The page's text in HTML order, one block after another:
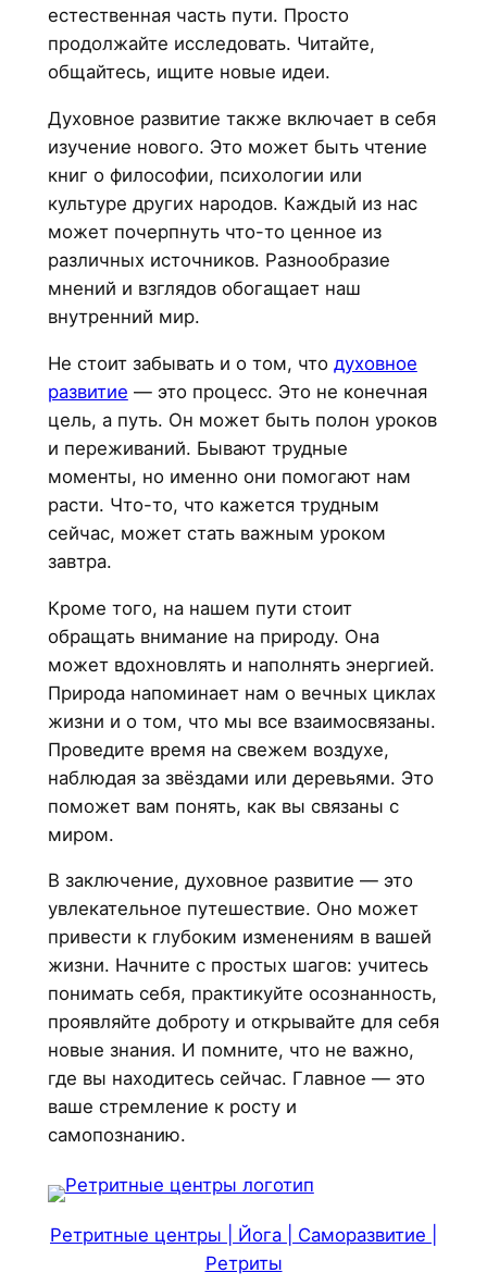
естественная часть пути. Просто
продолжайте исследовать. Читайте,
общайтесь, ищите новые идеи.
Духовное развитие также включает в себя
изучение нового. Это может быть чтение
книг о философии, психологии или
культуре других народов. Каждый из нас
может почерпнуть что-то ценное из
различных источников. Разнообразие
мнений и взглядов обогащает наш
внутренний мир.
Не стоит забывать и о том, что духовное
развитие — это процесс. Это не конечная
цель, а путь. Он может быть полон уроков
и переживаний. Бывают трудные
моменты, но именно они помогают нам
расти. Что-то, что кажется трудным
сейчас, может стать важным уроком
завтра.
Кроме того, на нашем пути стоит
обращать внимание на природу. Она
может вдохновлять и наполнять энергией.
Природа напоминает нам о вечных циклах
жизни и о том, что мы все взаимосвязаны.
Проведите время на свежем воздухе,
наблюдая за звёздами или деревьями. Это
поможет вам понять, как вы связаны с
миром.
В заключение, духовное развитие — это
увлекательное путешествие. Оно может
привести к глубоким изменениям в вашей
жизни. Начните с простых шагов: учитесь
понимать себя, практикуйте осознанность,
проявляйте доброту и открывайте для себя
новые знания. И помните, что не важно,
где вы находитесь сейчас. Главное — это
ваше стремление к росту и
самопознанию.
Ретритные центры | Йога | Саморазвитие |
Ретриты